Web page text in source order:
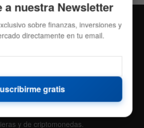
y de criptomonedas.
a nuestra Newsletter
sobre finanzas, inversiones y
directamente en tu email.
gratis